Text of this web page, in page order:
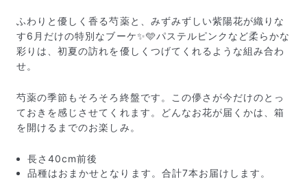
ふわりと優しく香る芍薬と、みずみずしい紫陽花が織りな
す6月だけの特別なブーケ✨🩵パステルピンクなど柔らかな
彩りは、初夏の訪れを優しくつげてくれるような組み合わ
せ。
芍薬の季節もそろそろ終盤です。この儚さが今だけのとっ
ておきを感じさせてくれます。どんなお花が届くかは、箱
を開けるまでのお楽しみ。
長さ40cm前後
品種はおまかせとなります。合計7本お届けします。